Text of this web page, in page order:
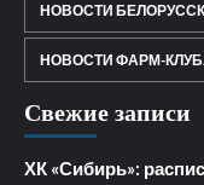
НОВОСТИ
НОВОСТИ ФАРМ-
Свежие записи
ХК «Сибирь»: